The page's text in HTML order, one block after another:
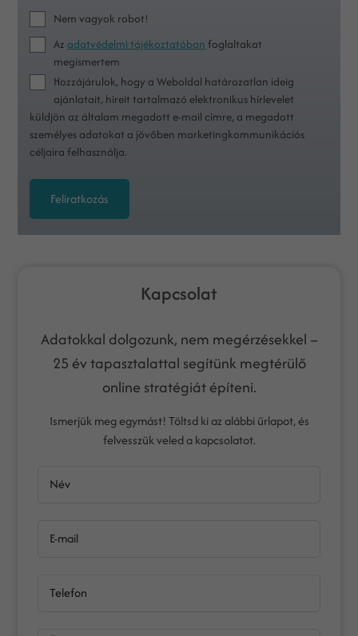
Nem vagyok robot!
Azadatvédelmi tájékoztatóban foglaltakat
megismertem
Hozzájárulok, hogy a Weboldal határozatlan ideig
ajánlatait, híreit tartalmazó elektronikus hírlevelet
küldjön az általam megadott e-mail címre, a megadott
személyes adatokat a jövőben marketingkommunikációs
céljaira felhasználja.
Feliratkozás
Kapcsolat
Adatokkal dolgozunk, nem megérzésekkel –
25 év tapasztalattal segítünk megtérülő
online stratégiát építeni.
Ismerjük meg egymást! Töltsd ki az alábbi űrlapot, és
felvesszük veled a kapcsolatot.
Név
E-mail
Telefon